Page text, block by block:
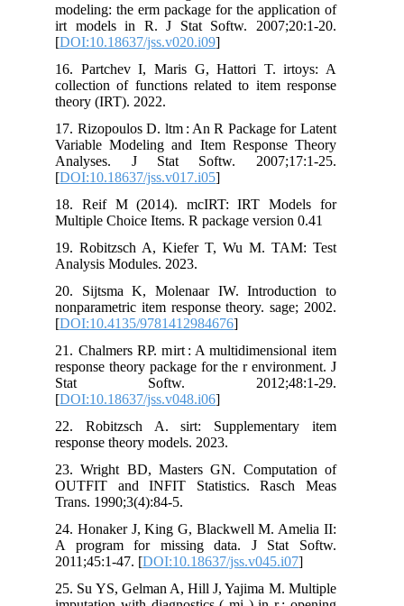
modeling: the erm package for the
irt models in R. J Stat Softw.
[DOI:10.18637/jss.v020.i09
16. Partchev I, Maris G, Hattori T.
collection of functions related to item
17. Rizopoulos D. ltm : An R Package
Variable Modeling and Item
Analyses. J Stat Softw.
[DOI:10.18637/jss.v017.i05
18. Reif M (2014). mcIRT: IRT
Multiple Choice Items. R package
19. Robitzsch A, Kiefer T, Wu M.
Analysis Modules. 2023.
20. Sijtsma K, Molenaar IW.
nonparametric item response theory.
[DOI:10.4135/9781412984676
21. Chalmers RP. mirt : A
response theory package for the r
Stat Softw.
[DOI:10.18637/jss.v048.i06
22. Robitzsch A. sirt:
response theory models. 2023.
23. Wright BD, Masters GN.
OUTFIT and INFIT Statistics.
Trans. 1990;3(4):84-5.
24. Honaker J, King G, Blackwell M.
A program for missing data. J
2011;45:1-47. [DOI:10.18637/
25. Su YS, Gelman A, Hill J, Yajima